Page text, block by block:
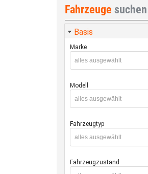
Fahrzeuge suchen
Basis
Marke
alles ausgewählt
Modell
alles ausgewählt
Fahrzeugtyp
alles ausgewählt
Fahrzeugzustand